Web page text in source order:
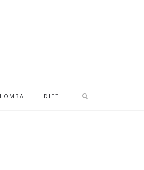
LOMBA DIET